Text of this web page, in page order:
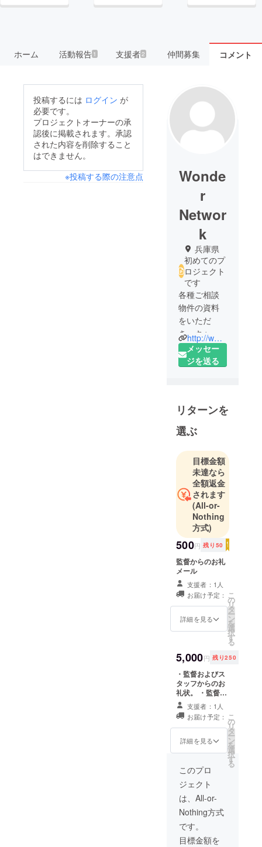
ホーム 活動報告1 支援者2 仲間募集 コメント
投稿するには ログイン が
必要です。
プロジェクトオーナーの承
認後に掲載されます。承認
された内容を削除すること
はできません。
※投稿する際の注意点
Wonde
r
Networ
k
兵庫県
初めてのプ
ロジェクト
です
各種ご相談
物件の資料
をいただ
き、キャン
プファイ
ヤーでの掲
いただいて
おります。
そのほか、
メディアに
関わるお仕
事のお手伝
いをさせて
いただいて
おります。
http://www.japan-rescue.com/
メッセー
ジを送る
リターンを
選ぶ
目標金額
未達なら
全額返金
されます
(All-or-
Nothing
方式)
500円 残り50
監督からのお礼
メール
支援者：1人
お届け予定：
詳細を見る
こ
の
リ
タ
ー
ン
を
選
択
す
る
5,000円 残り250
・監督およびス
タッフからのお
礼状。 ・監督と
ヒロインのサイ
ン入り完成記念
特別DVD（ご協
力者名をクレ
ジットいたしま
ご招待券 ※2013
年3月より全国単
館で上映予定。
詳しくはホーム
ページで随時表
記しますのでご
確認いただけま
す。
支援者：1人
お届け予定：
詳細を見る
こ
の
リ
タ
ー
ン
を
選
択
す
る
このプロ
ジェクト
は、All-or-
Nothing方式
です。
目標金額を